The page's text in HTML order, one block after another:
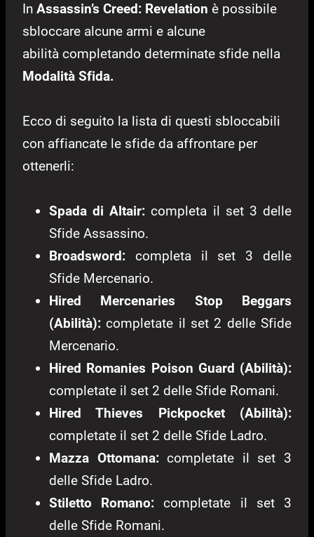
In Assassin’s Creed: Revelation è possibile
sbloccare alcune armi e alcune
abilità completando determinate sfide nella
Modalità Sfida.
Ecco di seguito la lista di questi sbloccabili
con affiancate le sfide da affrontare per
ottenerli:
Spada di Altair:completa il set 3 delle
Sfide Assassino.
Broadsword: completa il set 3 delle
Sfide Mercenario.
Hired Mercenaries Stop Beggars
(Abilità):completate il set 2 delle Sfide
Mercenario.
Hired Romanies Poison Guard (Abilità):
completate il set 2 delle Sfide Romani.
Hired Thieves Pickpocket (Abilità):
completate il set 2 delle Sfide Ladro.
Mazza Ottomana:completate il set 3
delle Sfide Ladro.
Stiletto Romano:completate il set 3
delle Sfide Romani.